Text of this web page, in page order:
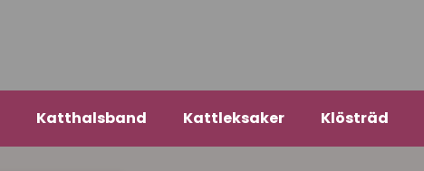
Katthalsband Kattleksaker Klösträd